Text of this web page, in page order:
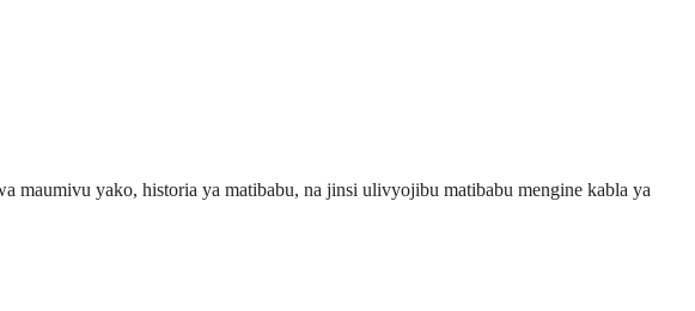
maumivu yako, historia ya matibabu, na jinsi ulivyojibu matibabu mengine kabla ya